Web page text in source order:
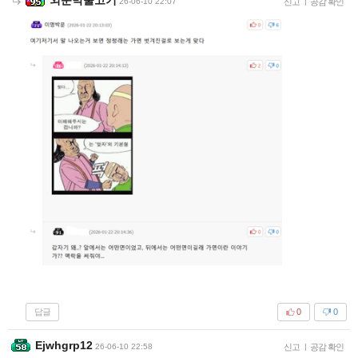
답글 0
0
Ejwhgrp12 26-06-10 22:58 신고 | 공감 확인